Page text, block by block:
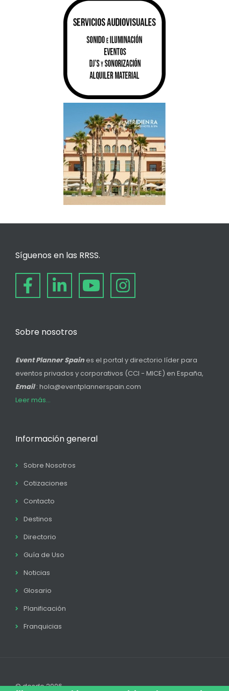
Síguenos en las RRSS.
Sobre nosotros
Event Planner Spain es el portal y directorio líder para
eventos privados y corporativos (CCI - MICE) en España,
Email: hola@eventplannerspain.com
Leer más...
Información general
Sobre Nosotros
Cotizaciones
Contacto
Destinos
Directorio
Guía de Uso
Noticias
Glosario
Planificación
Franquicias
© desde 2006